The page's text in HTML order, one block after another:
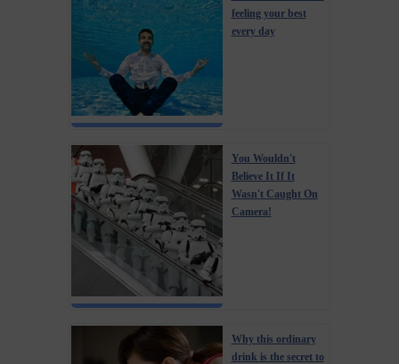
feeling your best
every day
You Wouldn't
Believe It If It
Wasn't Caught On
Camera!
Why this ordinary
drink is the secret to